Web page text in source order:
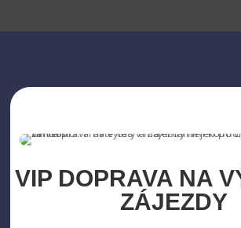
VIP DOPRAVA NA
ZÁJEZDY